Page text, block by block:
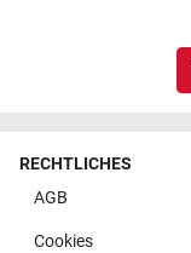
RECHTLICHES
AGB
Cookies